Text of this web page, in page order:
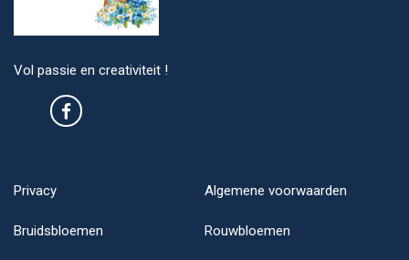
Vol passie en creativiteit !
Privacy Algemene voorwaarden
Bruidsbloemen Rouwbloemen